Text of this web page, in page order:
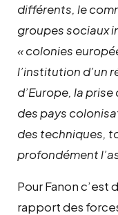
différents, le
groupes sociaux
« colonies
l’institution d’un
d’Europe, la
des pays
des techniques,
profondément
Pour Fanon
rapport des